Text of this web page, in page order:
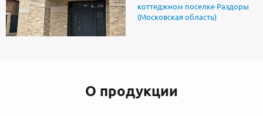
коттеджном поселке Раздоры
(Московская область)
О продукции